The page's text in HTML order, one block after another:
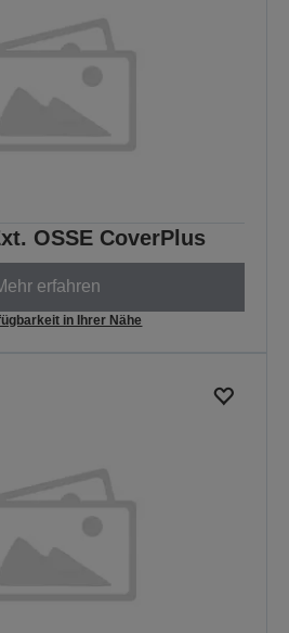
OSSE CoverPlus
erfahren
in Ihrer Nähe